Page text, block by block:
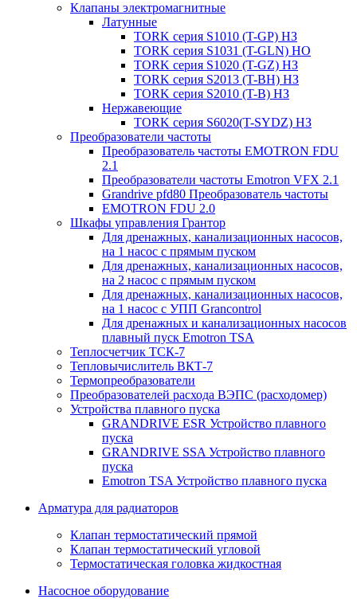
Клапаны электромагнитные
Латунные
TORK серия S1010 (T-GP) НЗ
TORK серия S1031 (T-GLN) НО
TORK серия S1020 (T-GZ) НЗ
TORK серия S2013 (T-BH) НЗ
TORK серия S2010 (T-B) НЗ
Нержавеющие
TORK серия S6020(T-SYDZ) НЗ
Преобразователи частоты
Преобразователь частоты EMOTRON FDU
2.1
Преобразователи частоты Emotron VFX 2.1
Grandrive pfd80 Преобразователь частоты
EMOTRON FDU 2.0
Шкафы управления Грантор
Для дренажных, канализационных насосов,
на 1 насос с прямым пуском
Для дренажных, канализационных насосов,
на 2 насос с прямым пуском
Для дренажных, канализационных насосов,
на 1 насос с УПП Grancontrol
Для дренажных и канализационных насосов
плавный пуск Emotron TSA
Теплосчетчик ТСК-7
Тепловычислитель ВКТ-7
Термопреобразователи
Преобразователей расхода ВЭПС (расходомер)
Устройства плавного пуска
GRANDRIVE ESR Устройство плавного
пуска
GRANDRIVE SSA Устройство плавного
пуска
Emotron TSA Устройство плавного пуска
Арматура для радиаторов
Клапан термостатический прямой
Клапан термостатический угловой
Термостатическая головка жидкостная
Насосное оборудование